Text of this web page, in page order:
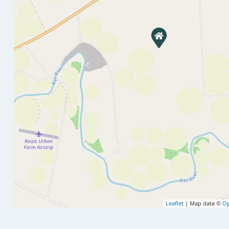
Leaflet| Map data ©